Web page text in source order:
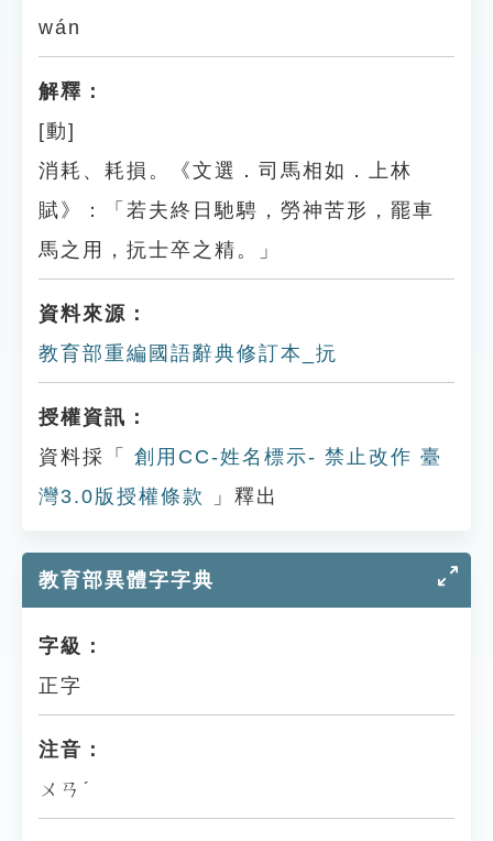
wán
解釋：
[動]
消耗、耗損。《文選．司馬相如．上林
賦》：「若夫終日馳騁，勞神苦形，罷車
馬之用，抏士卒之精。」
資料來源：
教育部重編國語辭典修訂本_抏
授權資訊：
資料採「
創用CC-姓名標示- 禁止改作 臺
灣3.0版授權條款
」釋出
教育部異體字字典
字級：
正字
注音：
ㄨㄢˊ